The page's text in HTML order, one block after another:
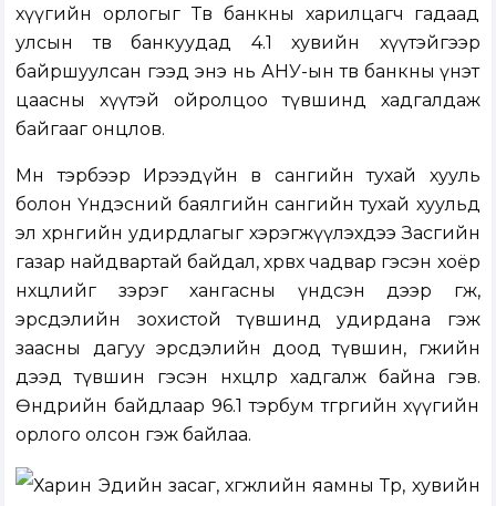
хүүгийн орлогыг Төв банкны харилцагч гадаад
улсын төв банкуудад 4.1 хувийн хүүтэйгээр
байршуулсан гээд энэ нь АНУ-ын төв банкны үнэт
цаасны хүүтэй ойролцоо түвшинд хадгалдаж
байгааг онцлов.
Мөн тэрбээр Ирээдүйн өв сангийн тухай хууль
болон Үндэсний баялгийн сангийн тухай хуульд
эл хөрөнгийн удирдлагыг хэрэгжүүлэхдээ Засгийн
газар найдвартай байдал, хөрвөх чадвар гэсэн хоёр
нөхцөлийг зэрэг хангасны үндсэн дээр өгөөж,
эрсдэлийн зохистой түвшинд удирдана гэж
заасны дагуу эрсдэлийн доод түвшин, өгөөжийн
дээд түвшин гэсэн нөхцөлөөр хадгалж байна гэв.
Өнөөдрийн байдлаар 96.1 тэрбум төгрөгийн хүүгийн
орлого олсон гэж байлаа.
Харин Эдийн засаг, хөгжлийн яамны Төр, хувийн